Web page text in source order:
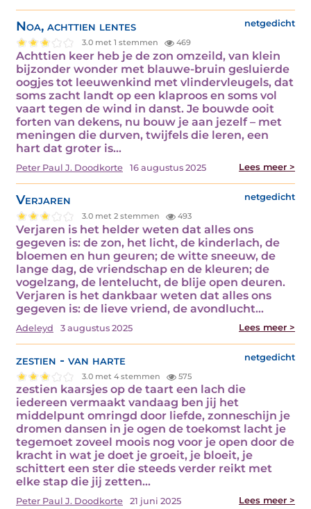
Noa, achttien lentes netgedicht
3.0 met 1 stemmen 469
Achttien keer heb je de zon omzeild, van klein
bijzonder wonder met blauwe-bruin gesluierde
oogjes tot leeuwenkind met vlindervleugels, dat
soms zacht landt op een klaproos en soms vol
vaart tegen de wind in danst. Je bouwde ooit
forten van dekens, nu bouw je aan jezelf – met
meningen die durven, twijfels die leren, een
hart dat groter is…
Peter Paul J. Doodkorte 16 augustus 2025 Lees meer >
Verjaren netgedicht
3.0 met 2 stemmen 493
Verjaren is het helder weten dat alles ons
gegeven is: de zon, het licht, de kinderlach, de
bloemen en hun geuren; de witte sneeuw, de
lange dag, de vriendschap en de kleuren; de
vogelzang, de lentelucht, de blije open deuren.
Verjaren is het dankbaar weten dat alles ons
gegeven is: de lieve vriend, de avondlucht…
Adeleyd 3 augustus 2025 Lees meer >
zestien - van harte netgedicht
3.0 met 4 stemmen 575
zestien kaarsjes op de taart een lach die
iedereen vermaakt vandaag ben jij het
middelpunt omringd door liefde, zonneschijn je
dromen dansen in je ogen de toekomst lacht je
tegemoet zoveel moois nog voor je open door de
kracht in wat je doet je groeit, je bloeit, je
schittert een ster die steeds verder reikt met
elke stap die jij zetten…
Peter Paul J. Doodkorte 21 juni 2025 Lees meer >